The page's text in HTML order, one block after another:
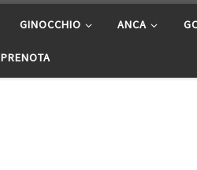
GINOCCHIO ANCA
PRENOTA